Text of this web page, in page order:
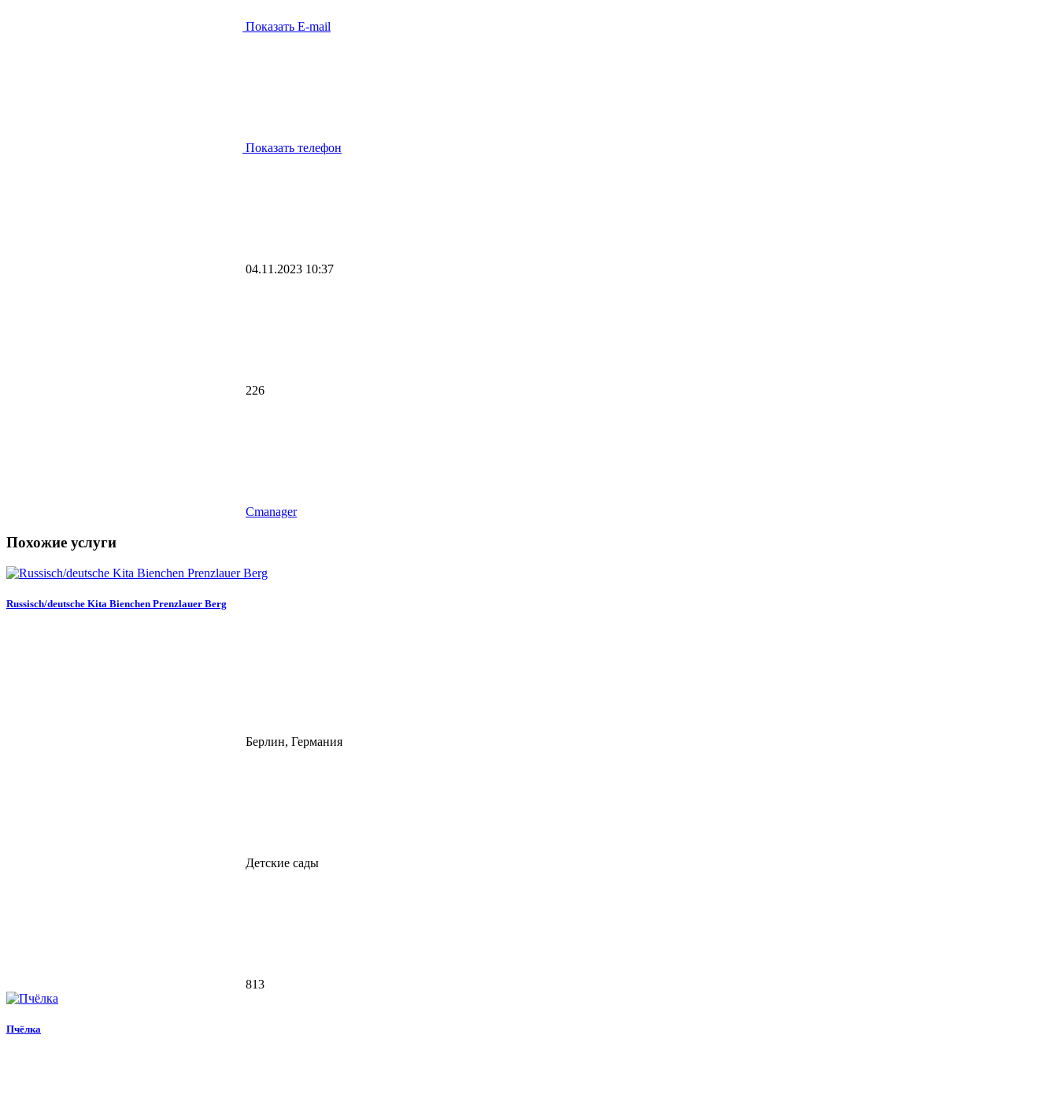
Показать E-mail
Показать телефон
04.11.2023 10:37
226
Cmanager
Похожие услуги
Russisch/deutsche Kita Bienchen Prenzlauer Berg
Берлин, Германия
Детские сады
813
Пчёлка